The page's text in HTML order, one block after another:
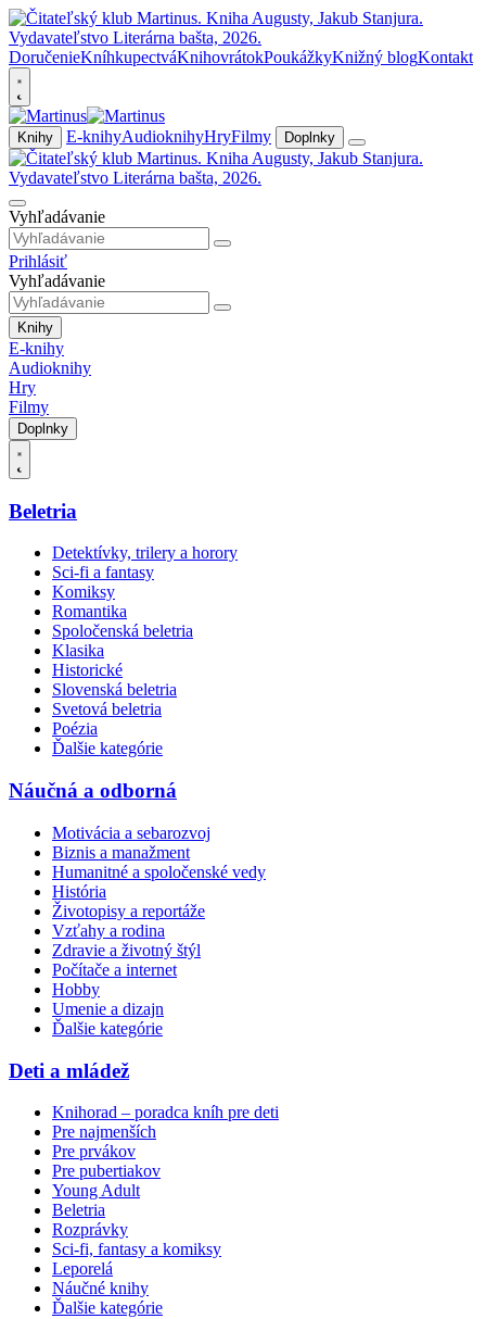
DoručenieKníhkupectváKnihovrátokPoukážkyKnižný blogKontakt
Knihy E-knihyAudioknihyHryFilmy Doplnky
Vyhľadávanie
Prihlásiť
Vyhľadávanie
Knihy
E-knihy
Audioknihy
Hry
Filmy
Doplnky
Beletria
Detektívky, trilery a horory
Sci-fi a fantasy
Komiksy
Romantika
Spoločenská beletria
Klasika
Historické
Slovenská beletria
Svetová beletria
Poézia
Ďalšie kategórie
Náučná a odborná
Motivácia a sebarozvoj
Biznis a manažment
Humanitné a spoločenské vedy
História
Životopisy a reportáže
Vzťahy a rodina
Zdravie a životný štýl
Počítače a internet
Hobby
Umenie a dizajn
Ďalšie kategórie
Deti a mládež
Knihorad – poradca kníh pre deti
Pre najmenších
Pre prvákov
Pre pubertiakov
Young Adult
Beletria
Rozprávky
Sci-fi, fantasy a komiksy
Leporelá
Náučné knihy
Ďalšie kategórie